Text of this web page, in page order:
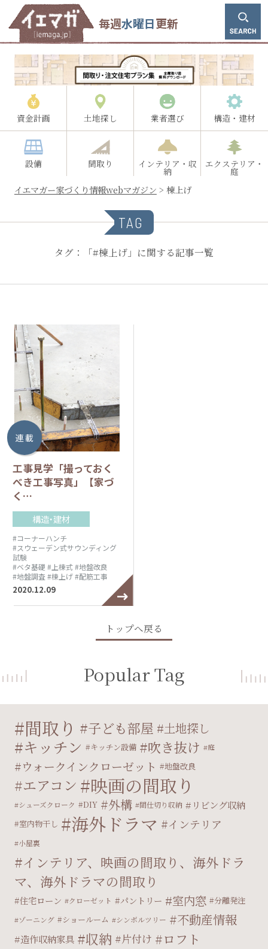
毎週水曜日更新
資金計画 土地探し 業者選び 構造・建材
設備 間取り インテリア・収
納
エクステリア・
庭
イエマガー家づくり情報webマガジン > 棟上げ
TAG
タグ：「#棟上げ」に関する記事一覧
連 載
工事見学「撮っておく
べき工事写真」【家づ
く…
構造・建材
#コーナーハンチ
#スウェーデン式サウンディング
試験
#ベタ基礎 #上棟式#地盤改良
#地盤調査#棟上げ#配筋工事
2020.12.09
トップへ戻る
Popular Tag
間取り 子ども部屋 土地探し
キッチン キッチン設備 吹き抜け 庭
ウォークインクローゼット 地盤改良
エアコン 映画の間取り
シューズクローク DIY 外構 間仕切り収納 リビング収納
室内物干し 海外ドラマ インテリア
小屋裏
インテリア、映画の間取り、海外ドラ
マ、海外ドラマの間取り
住宅ローン クローゼット パントリー 室内窓 分離発注
ゾーニング ショールーム シンボルツリー 不動産情報
造作収納家具 収納 片付け ロフト